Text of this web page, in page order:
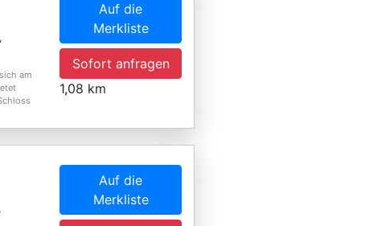
am
Auf die
Merkliste
Sofort anfragen
1,08 km
Auf die
Merkliste